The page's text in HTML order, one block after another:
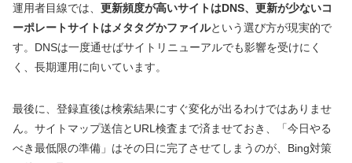
運用者目線では、 更新頻度が高いサイトはDNS、更新が少ないコ
ーポレートサイトはメタタグかファイルという選び方が現実的で
す。DNSは一度通せばサイトリニューアルでも影響を受けにく
く、長期運用に向いています。
最後に、登録直後は検索結果にすぐ変化が出るわけではありませ
ん。サイトマップ送信とURL検査まで済ませておき、「今日やる
べき最低限の準備」はその日に完了させてしまうのが、Bing対策